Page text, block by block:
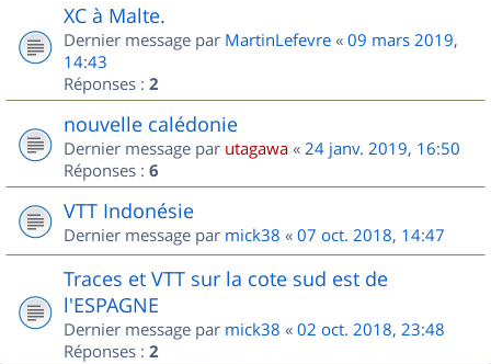
XC à Malte.
Dernier message par MartinLefevre « 09 mars 2019,
14:43
Réponses : 2
nouvelle calédonie
Dernier message par utagawa « 24 janv. 2019, 16:50
Réponses : 6
VTT Indonésie
Dernier message par mick38 « 07 oct. 2018, 14:47
Traces et VTT sur la cote sud est de
l'ESPAGNE
Dernier message par mick38 « 02 oct. 2018, 23:48
Réponses : 2